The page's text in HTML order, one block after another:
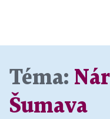
Téma:
Šumava